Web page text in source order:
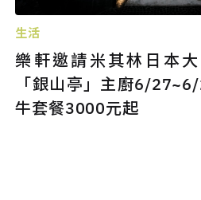
生活
樂軒邀請米其林日本
「銀山亭」主廚6/
牛套餐3000元起